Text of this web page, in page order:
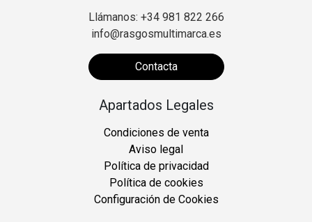
Llámanos: +34 981 822 266
info@rasgosmultimarca.es
Contacta
Apartados Legales
Condiciones de venta
Aviso legal
Política de privacidad
Política de cookies
Configuración de Cookies